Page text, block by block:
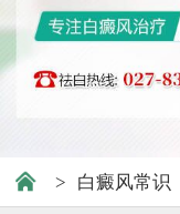
> 白癜风常识